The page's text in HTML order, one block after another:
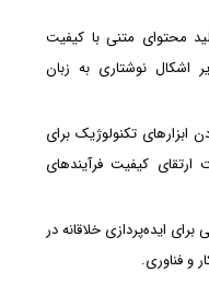
محتوای متنی با کیفیت
اشکال نوشتاری به زبان
تکنولوژیک برای
کیفیت فرآیندهای
برای ایده‌پردازی خلاقانه در
و فناوری.